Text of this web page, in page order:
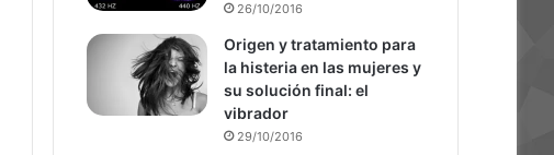
26/10/2016
Origen y tratamiento para
la histeria en las mujeres y
su solución final: el
vibrador
29/10/2016